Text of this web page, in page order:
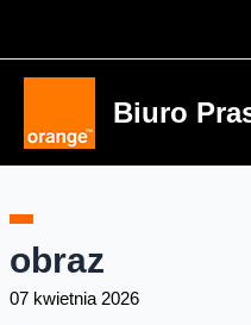
Biuro
obraz
07 kwietnia 2026